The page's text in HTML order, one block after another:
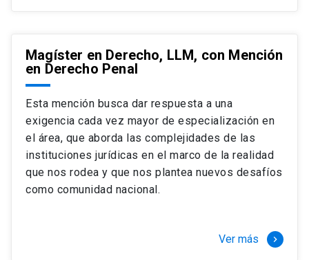
Magíster en Derecho, LLM, con Mención
en Derecho Penal
Esta mención busca dar respuesta a una
exigencia cada vez mayor de especialización en
el área, que aborda las complejidades de las
instituciones jurídicas en el marco de la realidad
que nos rodea y que nos plantea nuevos desafíos
como comunidad nacional.
Ver más keyboard_arrow_right